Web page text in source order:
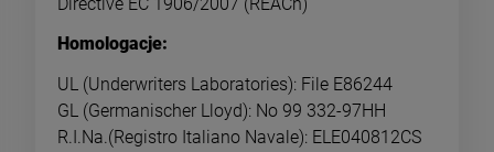
Homologacje:
UL (Underwriters Laboratories): File E86244
GL (Germanischer Lloyd): No 99 332-97HH
R.I.Na.(Registro Italiano Navale): ELE040812CS